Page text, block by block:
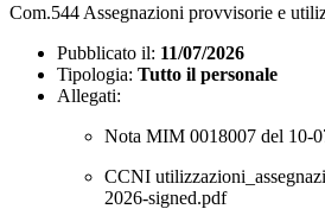
Com.544 Assegnazioni provvisorie e
Pubblicato il: 11/07/2026
Tipologia: Tutto il personale
Allegati:
Nota MIM 0018007 del 10-
CCNI
2026-signed.pdf